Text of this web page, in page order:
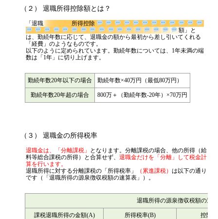
消費税
源泉所得税
その他
（２） 退職所得控除額とは？
「退職
所得控除
額」と
は、勤続年数に応じて、退職金の額から最初から差し引いてくれる
「経費」のようなものです。
以下のように定められています。勤続年数については、1年未満の端
数は「1年」に切り上げます。
勤続年数20年以下の場合 勤続年数×40万円（最低80万円）
勤続年数20年超の場合 800万＋（勤続年数-20年）×70万円
（３） 退職金の所得税率
退職金は、「分離課税」
となります。分離課税の場合、他の所得（給
料等総合課税の所得）と合算せず、 退職金だけを「分離」して税金計
算を行います。
退職所得に対する分離課税の「所得税率」
（累進課税） は以下の通り
です（「退職所得の源泉徴収税額の速算表」）。
退職所得の源泉徴収税額の速
課税退職所得の金額(A) 所得税率(B) 控除